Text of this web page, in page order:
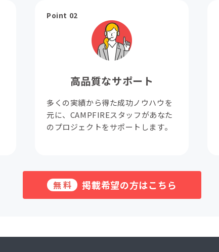
Point 02
高品質なサポート
多くの実績から得た成功ノウハウを
元に、CAMPFIREスタッフがあなた
のプロジェクトをサポートします。
無料 掲載希望の方はこちら